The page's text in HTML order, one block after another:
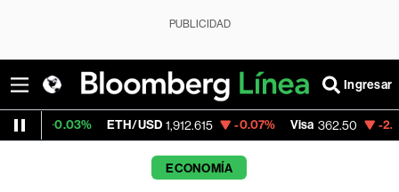
PUBLICIDAD
Ingresar
ETH/USD 1,912.615 -0.07% Visa 362.50 -2.15%
ECONOMÍA